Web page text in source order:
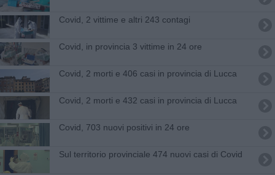
Covid, 2 vittime e altri 243 contagi
Covid, in provincia 3 vittime in 24 ore
Covid, 2 morti e 406 casi in provincia di Lucca
Covid, 2 morti e 432 casi in provincia di Lucca
Covid, 703 nuovi positivi in 24 ore
Sul territorio provinciale 474 nuovi casi di Covid